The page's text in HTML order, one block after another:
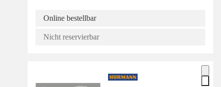
Online bestellbar
Nicht reservierbar